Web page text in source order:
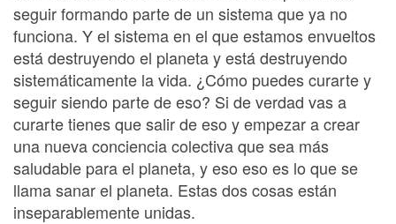
seguir formando parte de un sistema que ya no
funciona. Y el sistema en el que estamos envueltos
está destruyendo el planeta y está destruyendo
sistemáticamente la vida. ¿Cómo puedes curarte y
seguir siendo parte de eso? Si de verdad vas a
curarte tienes que salir de eso y empezar a crear
una nueva conciencia colectiva que sea más
saludable para el planeta, y eso eso es lo que se
llama sanar el planeta. Estas dos cosas están
inseparablemente unidas.